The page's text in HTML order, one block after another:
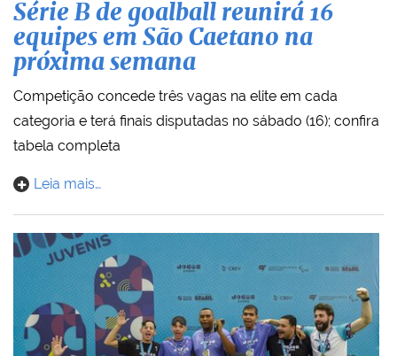
Série B de goalball reunirá 16
equipes em São Caetano na
próxima semana
Competição concede três vagas na elite em cada
categoria e terá finais disputadas no sábado (16); confira
tabela completa
Leia mais…